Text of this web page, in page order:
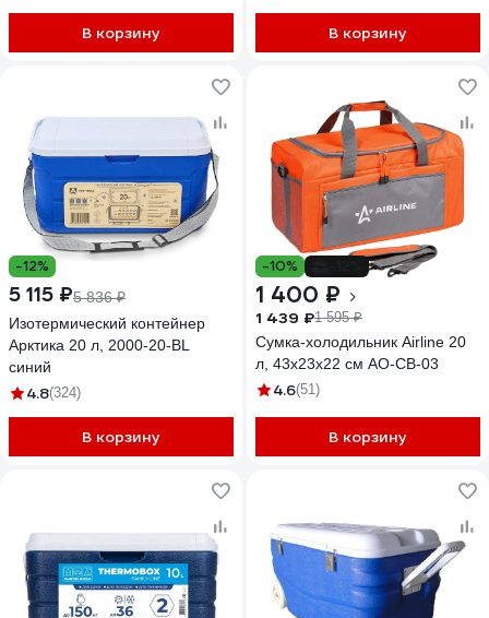
В корзину В корзину
-12%
5 115 ₽5 836 ₽
Изотермический контейнер
Арктика 20 л, 2000-20-BL
синий
4.8(324)
В корзину
-10%
1 400 ₽
1 439 ₽1 595 ₽
Сумка-холодильник Airline 20
л, 43x23x22 см AO-CB-03
4.6(51)
В корзину